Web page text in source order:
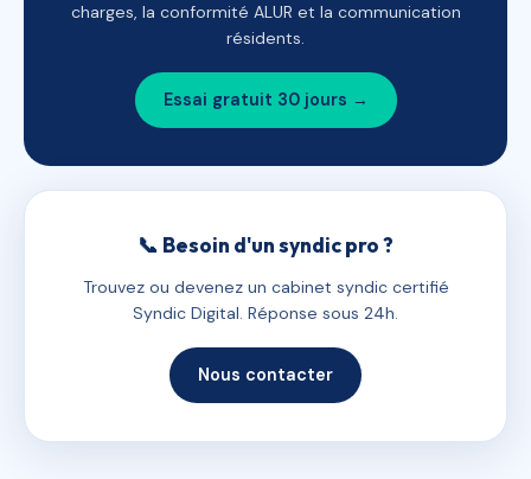
charges, la conformité ALUR et la communication
résidents.
Essai gratuit 30 jours →
📞 Besoin d'un syndic pro ?
Trouvez ou devenez un cabinet syndic certifié
Syndic Digital. Réponse sous 24h.
Nous contacter